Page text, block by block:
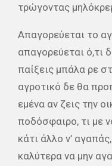
τρώγοντας
Απαγορεύεται το
απαγορεύεται ό,τι
παίξεις μπάλα ρε
αγροτικό δε θα
εμένα αν ζεις την
ποδόσφαιρο, τι με
κάτι άλλο ν’
καλύτερα να μην